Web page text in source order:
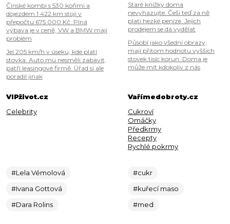
Čínské kombi s 530 koňmi a
dojezdem 1 422 km stojí v
přepočtu 675 000 Kč. Plná
výbava je v ceně, VW a BMW mají
problém
Jel 205 km/h v úseku, kde platí
stovka. Auto mu nesměli zabavit,
patří leasingové firmě. Úřad si ale
poradil jinak
Staré knížky doma
nevyhazujte. Češi teď za ně
platí hezké peníze. Jejich
prodejem se dá vydělat
Působí jako všední obrazy,
mají přitom hodnotu vyšších
stovek tisíc korun. Doma je
může mít kdokoliv z nás
VIPživot.cz
Celebrity
#Lela Vémolová
#Ivana Gottová
#Dara Rolins
Vařímedobroty.cz
Cukroví
Omáčky
Předkrmy
Recepty
Rychlé pokrmy
#cukr
#kuřecí maso
#med